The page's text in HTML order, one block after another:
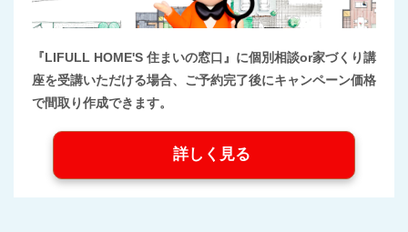
『LIFULL HOME'S 住まいの窓口』に個別相談or家づくり講
座を受講いただける場合、ご予約完了後にキャンペーン価格
で間取り作成できます。
詳しく見る